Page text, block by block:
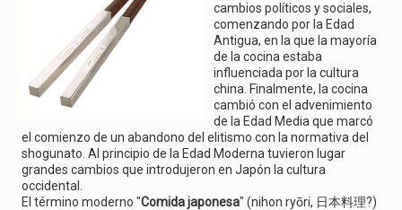
cambios políticos y sociales,
comenzando por la Edad
Antigua, en la que la mayoría
de la cocina estaba
influenciada por la cultura
china. Finalmente, la cocina
cambió con el advenimiento
de la Edad Media que marcó
el comienzo de un abandono del elitismo con la normativa del
shogunato. Al principio de la Edad Moderna tuvieron lugar
grandes cambios que introdujeron en Japón la cultura
occidental.
El término moderno "Comida japonesa" (nihon ryōri, 日本料理?)